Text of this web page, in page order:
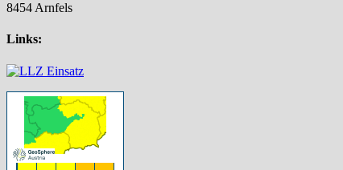
8454 Arnfels
Links: